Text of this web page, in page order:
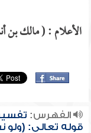
الأعلام : ( مالك بن
الفهرس:
قوله تعالى: (ولو